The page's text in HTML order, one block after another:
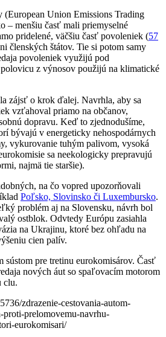
(European Union Emissions Trading
– menšiu časť mali priemyselné
pridelené, väčšiu časť povoleniek (57
členských štátov. Tie si potom samy
povoleniek využijú pod
z výnosov použijú na klimatické
zájsť o krok ďalej. Navrhla, aby sa
vzťahoval priamo na občanov,
dopravu. Keď to zjednodušíme,
bývajú v energeticky nehospodárnych
vykurovanie tuhým palivom, vysoká
sa neekologicky prepravujú
najmä tie staršie).
na čo vopred upozorňovali
Poľsko, Slovinsko či Luxembursko.
problém aj na Slovensku, návrh bol
ostblok. Odvtedy Európu zasiahla
na Ukrajinu, ktoré bez ohľadu na
cien palív.
pre tretinu eurokomisárov. Časť
nových áut so spaľovacím motorom
clu.
zdrazenie-cestovania-autom-
prelomovemu-navrhu-
eurokomisari/